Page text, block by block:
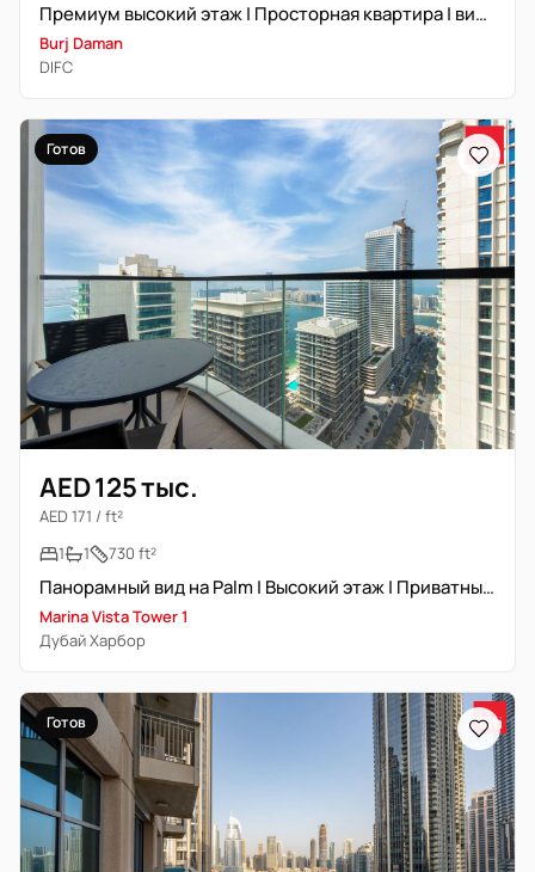
Премиум высокий этаж | Просторная квартира | вид на DIFC
Burj Daman
DIFC
Готов
AED 125 тыс.
AED 171 / ft²
1
1 730 ft²
Панорамный вид на Palm | Высокий этаж | Приватный пляж
Marina Vista Tower 1
Дубай Харбор
Готов